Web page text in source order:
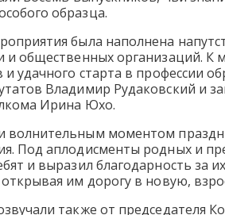
образца.
была наполнена
и общественных организаций. К
удачного старта в профессии
Владимир Рудаковский и
Ирина Юхо.
моментом
Под аплодисменты родных и
и выразил благодарность за
им дорогу в новую,
также от председателя